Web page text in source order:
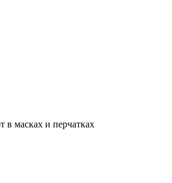
в масках и перчатках